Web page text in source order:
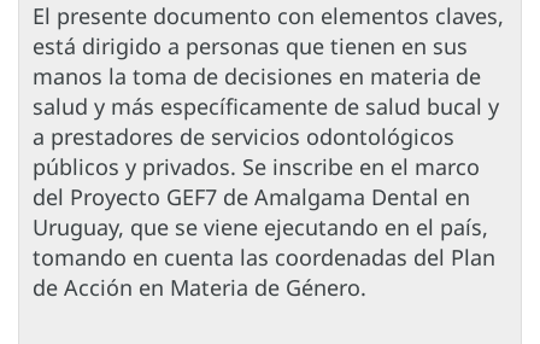
El presente documento con elementos claves,
está dirigido a personas que tienen en sus
manos la toma de decisiones en materia de
salud y más específicamente de salud bucal y
a prestadores de servicios odontológicos
públicos y privados. Se inscribe en el marco
del Proyecto GEF7 de Amalgama Dental en
Uruguay, que se viene ejecutando en el país,
tomando en cuenta las coordenadas del Plan
de Acción en Materia de Género.